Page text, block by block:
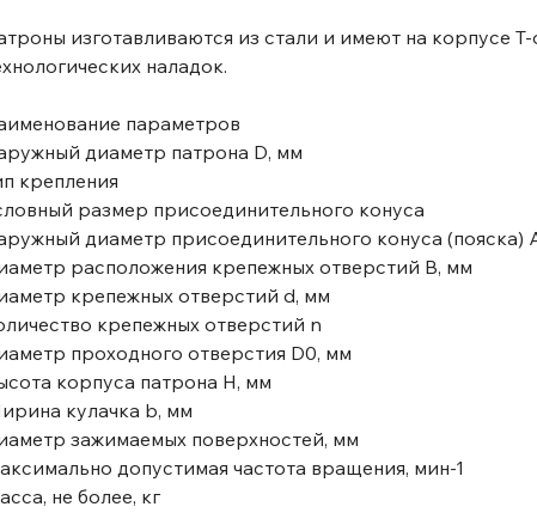
изготавливаются из стали и имеют на корпусе
наладок.
параметров
диаметр патрона D, мм
крепления
размер присоединительного конуса
диаметр присоединительного конуса (пояска)
расположения крепежных отверстий B, мм
крепежных отверстий d, мм
крепежных отверстий n
проходного отверстия D0, мм
корпуса патрона H, мм
кулачка b, мм
зажимаемых поверхностей, мм
допустимая частота вращения, мин-1
не более, кг